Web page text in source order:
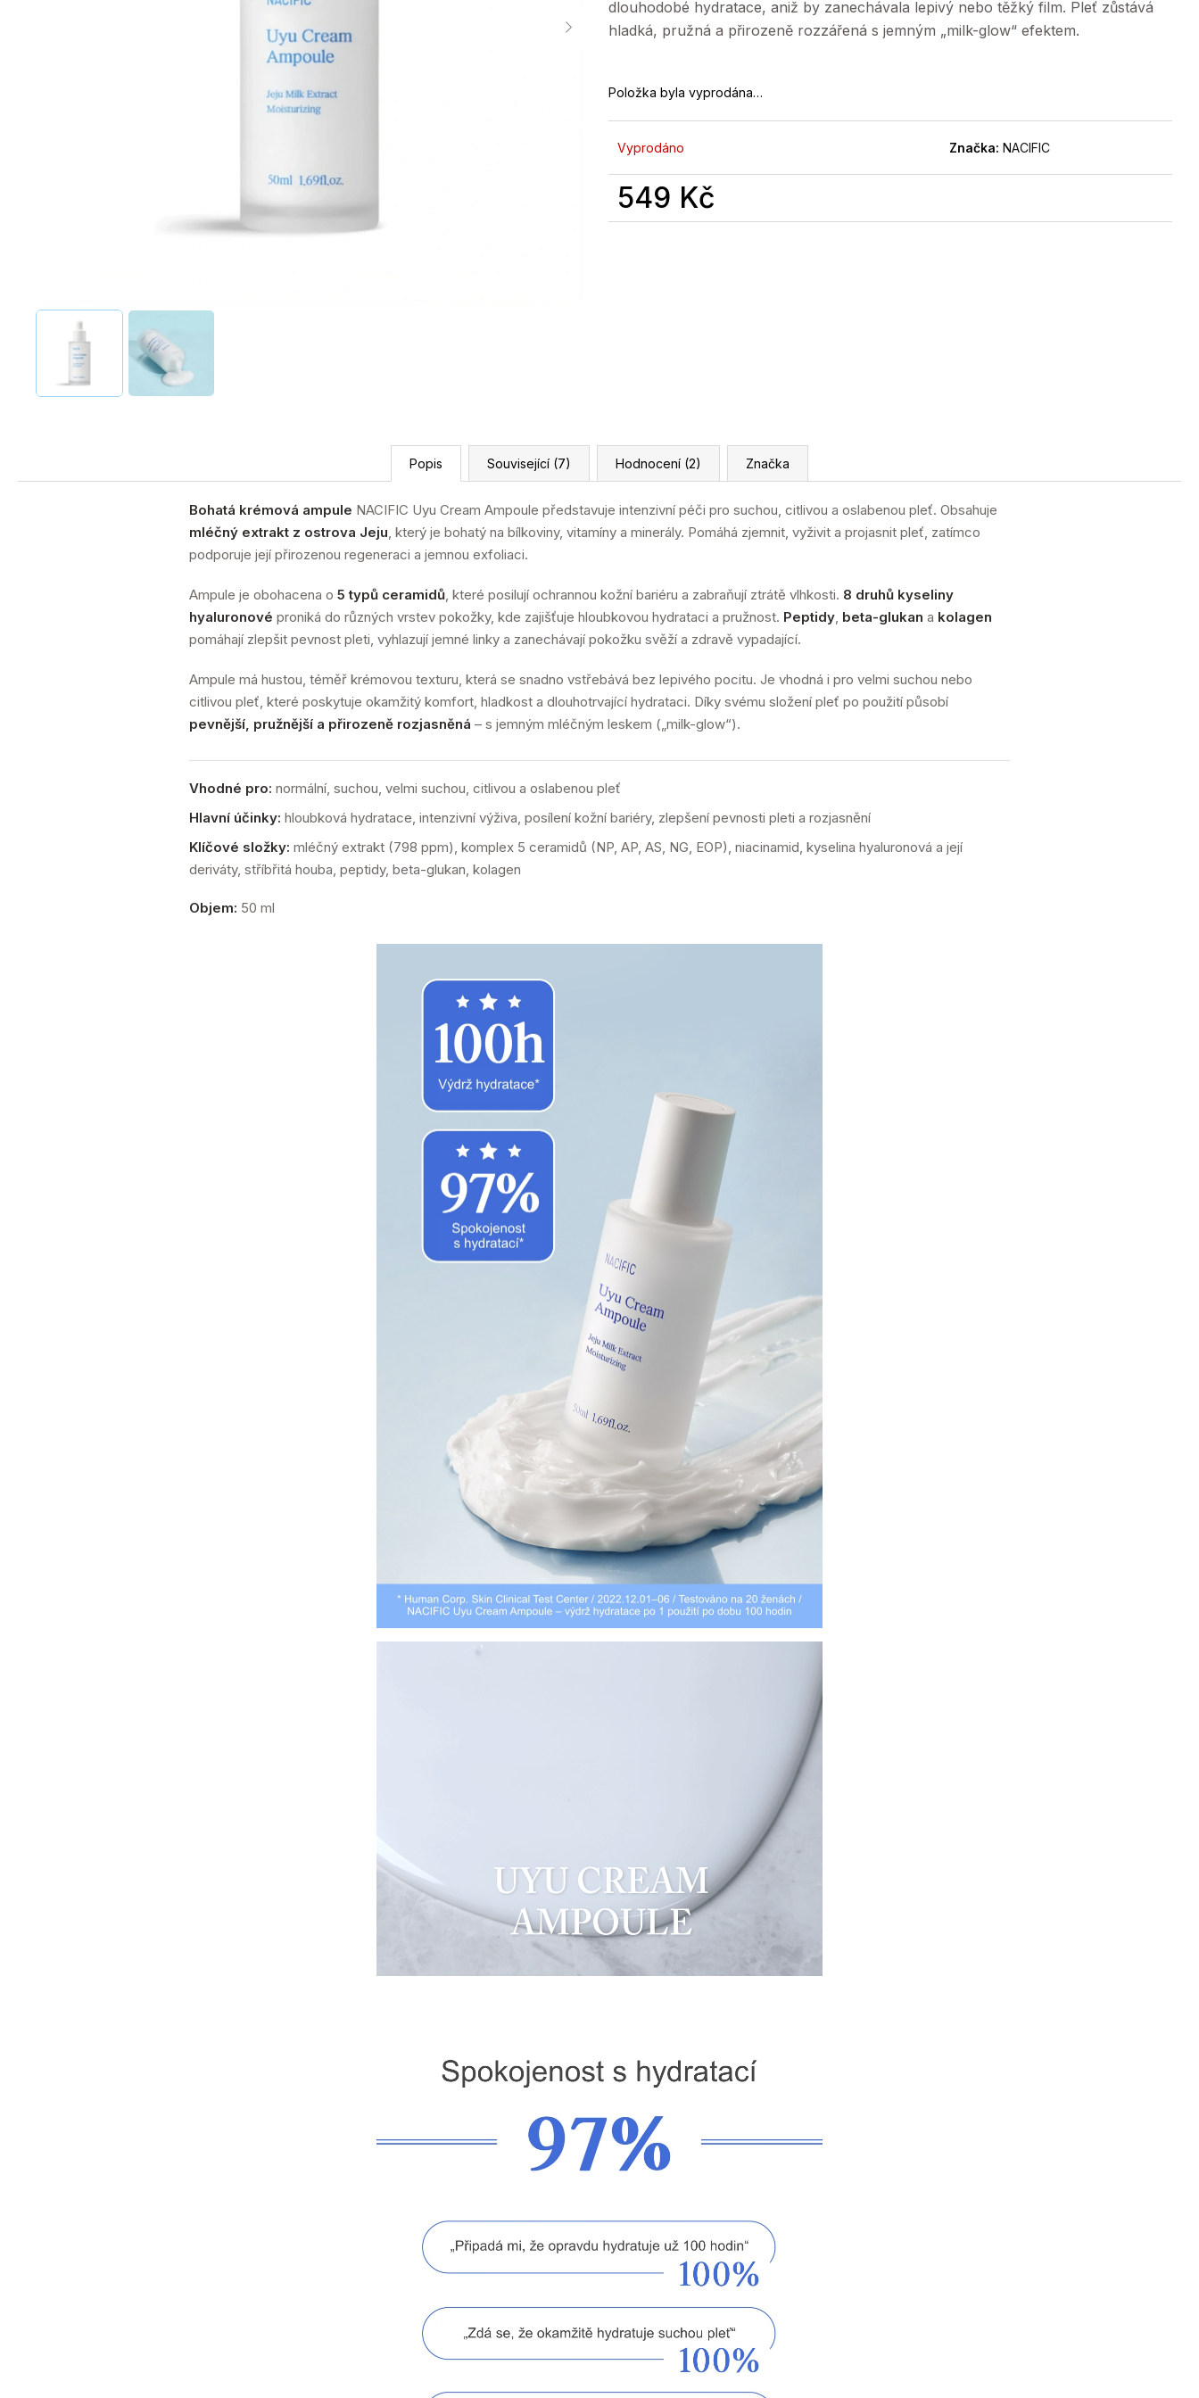
dlouhodobé hydratace, aniž by zanechávala lepivý nebo těžký film. Pleť zůstává
hladká, pružná a přirozeně rozzářená s jemným „milk-glow“ efektem.
Položka byla vyprodána…
Vyprodáno Značka: NACIFIC
549 Kč
Měrná
Popis Související (7) Hodnocení (2) Značka
Bohatá krémová ampule NACIFIC Uyu Cream Ampoule představuje intenzivní péči pro suchou, citlivou a oslabenou pleť. Obsahuje
mléčný extrakt z ostrova Jeju, který je bohatý na bílkoviny, vitamíny a minerály. Pomáhá zjemnit, vyživit a projasnit pleť, zatímco
podporuje její přirozenou regeneraci a jemnou exfoliaci.
Ampule je obohacena o 5 typů ceramidů, které posilují ochrannou kožní bariéru a zabraňují ztrátě vlhkosti. 8 druhů kyseliny
hyaluronové proniká do různých vrstev pokožky, kde zajišťuje hloubkovou hydrataci a pružnost. Peptidy, beta-glukan a kolagen
pomáhají zlepšit pevnost pleti, vyhlazují jemné linky a zanechávají pokožku svěží a zdravě vypadající.
Ampule má hustou, téměř krémovou texturu, která se snadno vstřebává bez lepivého pocitu. Je vhodná i pro velmi suchou nebo
citlivou pleť, které poskytuje okamžitý komfort, hladkost a dlouhotrvající hydrataci. Díky svému složení pleť po použití působí
pevnější, pružnější a přirozeně rozjasněná – s jemným mléčným leskem („milk-glow“).
Vhodné pro: normální, suchou, velmi suchou, citlivou a oslabenou pleť
Hlavní účinky: hloubková hydratace, intenzivní výživa, posílení kožní bariéry, zlepšení pevnosti pleti a rozjasnění
Klíčové složky: mléčný extrakt (798 ppm), komplex 5 ceramidů (NP, AP, AS, NG, EOP), niacinamid, kyselina hyaluronová a její
deriváty, stříbřitá houba, peptidy, beta-glukan, kolagen
Objem: 50 ml